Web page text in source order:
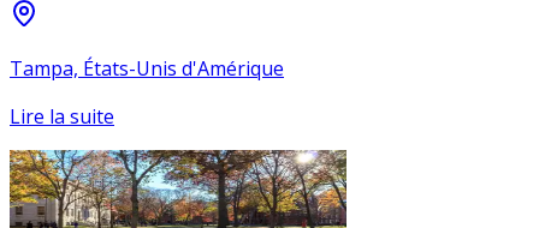
Tampa, États-Unis d'Amérique
Lire la suite